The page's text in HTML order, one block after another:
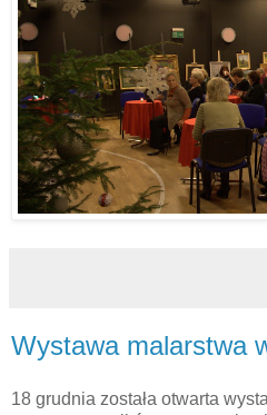
Wystawa malarstwa
18 grudnia została otwarta